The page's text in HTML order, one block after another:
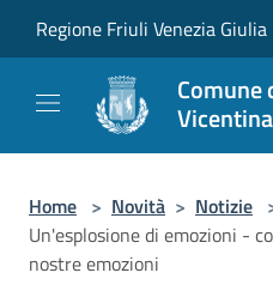
Regione Friuli Venezia Giulia
Comune
Vicentina
Home > Novità > Notizie
Un'esplosione di emozioni -
nostre emozioni